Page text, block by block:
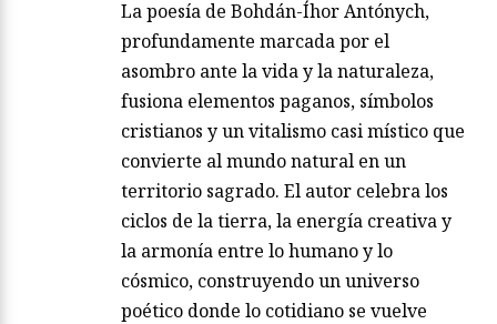
La poesía de Bohdán-Íhor Antónych,
profundamente marcada por el
asombro ante la vida y la naturaleza,
fusiona elementos paganos, símbolos
cristianos y un vitalismo casi místico que
convierte al mundo natural en un
territorio sagrado. El autor celebra los
ciclos de la tierra, la energía creativa y
la armonía entre lo humano y lo
cósmico, construyendo un universo
poético donde lo cotidiano se vuelve